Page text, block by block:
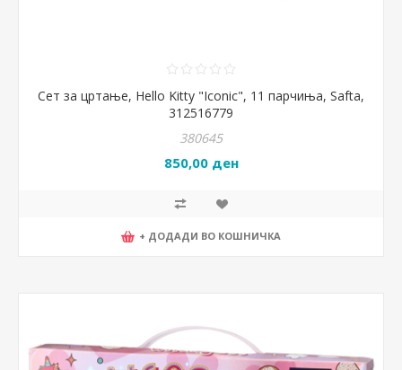
Сет за цртање, Hello Kitty "Iconic", 11 парчиња, Safta,
312516779
380645
850,00 ден
+ ДОДАДИ ВО КОШНИЧКА